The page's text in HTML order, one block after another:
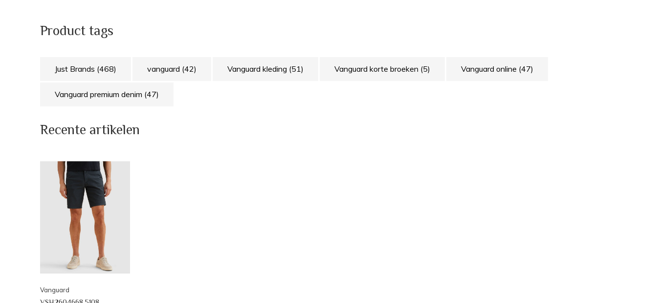
Product tags
Just Brands (468) vanguard (42) Vanguard kleding (51) Vanguard korte broeken (5) Vanguard online (47)
Vanguard premium denim (47)
Recente artikelen
Vanguard